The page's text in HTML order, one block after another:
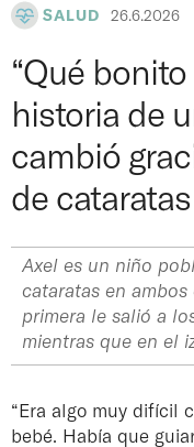
SALUD 26.6.2026
“Qué bonito
historia de
cambió
de cataratas
Axel es un niño
cataratas en
primera le salió a
mientras que en el
“Era algo muy difícil
bebé. Había que